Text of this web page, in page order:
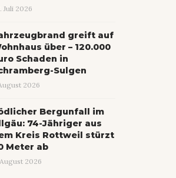
Juli 2026
greift auf
über – 120.000
Schaden in
Sulgen
2026
Bergunfall im
74-Jähriger aus
Kreis Rottweil stürzt
Meter ab
2026